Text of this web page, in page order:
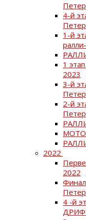
4-й
1-й
1
2023
3-й
2-й
2022
2022
4 -й